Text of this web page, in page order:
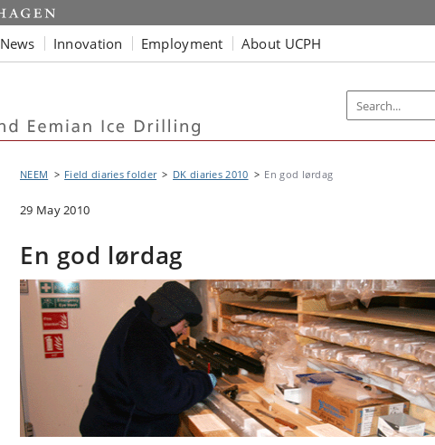
News Innovation Employment About UCPH
NEEM Field diaries folder DK diaries 2010 En god lørdag
29 May 2010
En god lørdag